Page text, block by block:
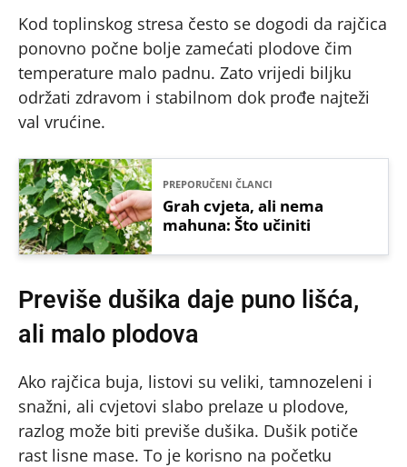
Kod toplinskog stresa često se dogodi da rajčica
ponovno počne bolje zamećati plodove čim
temperature malo padnu. Zato vrijedi biljku
održati zdravom i stabilnom dok prođe najteži
val vrućine.
PREPORUČENI ČLANCI
Grah cvjeta, ali nema
mahuna: Što učiniti
Previše dušika daje puno lišća,
ali malo plodova
Ako rajčica buja, listovi su veliki, tamnozeleni i
snažni, ali cvjetovi slabo prelaze u plodove,
razlog može biti previše dušika. Dušik potiče
rast lisne mase. To je korisno na početku